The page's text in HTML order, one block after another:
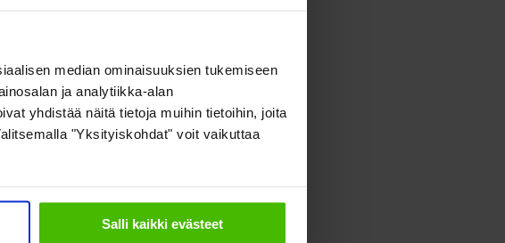
median ominaisuuksien tukemiseen
ja analytiikka-alan
yhdistää näitä tietoja muihin tietoihin, joita
"Yksityiskohdat" voit vaikuttaa
Salli kaikki evästeet